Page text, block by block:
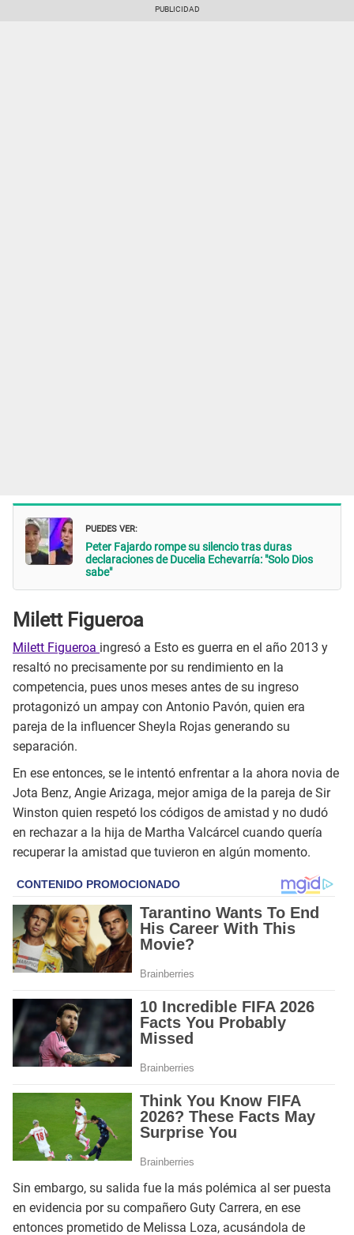
PUEDES VER:
Peter Fajardo rompe su silencio tras duras
declaraciones de Ducelia Echevarría: "Solo Dios
sabe"
Milett Figueroa
Milett Figueroa ingresó a Esto es guerra en el año 2013 y
resaltó no precisamente por su rendimiento en la
competencia, pues unos meses antes de su ingreso
protagonizó un ampay con Antonio Pavón, quien era
pareja de la influencer Sheyla Rojas generando su
separación.
En ese entonces, se le intentó enfrentar a la ahora novia de
Jota Benz, Angie Arizaga, mejor amiga de la pareja de Sir
Winston quien respetó los códigos de amistad y no dudó
en rechazar a la hija de Martha Valcárcel cuando quería
recuperar la amistad que tuvieron en algún momento.
Sin embargo, su salida fue la más polémica al ser puesta
en evidencia por su compañero Guty Carrera, en ese
entonces prometido de Melissa Loza, acusándola de